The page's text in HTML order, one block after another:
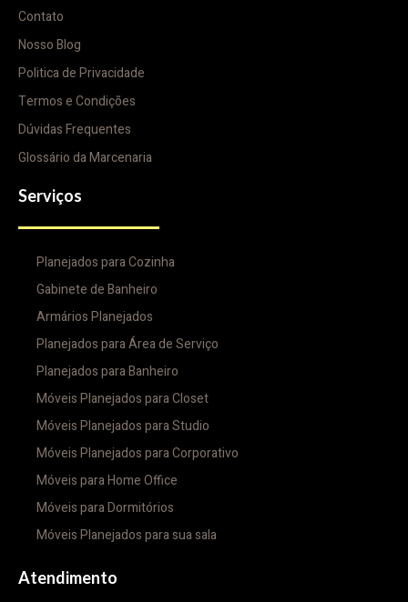
Contato
Nosso Blog
Politica de Privacidade
Termos e Condições
Dúvidas Frequentes
Glossário da Marcenaria
Serviços
Planejados para Cozinha
Gabinete de Banheiro
Armários Planejados
Planejados para Área de Serviço
Planejados para Banheiro
Móveis Planejados para Closet
Móveis Planejados para Studio
Móveis Planejados para Corporativo
Móveis para Home Office
Móveis para Dormitórios
Móveis Planejados para sua sala
Atendimento